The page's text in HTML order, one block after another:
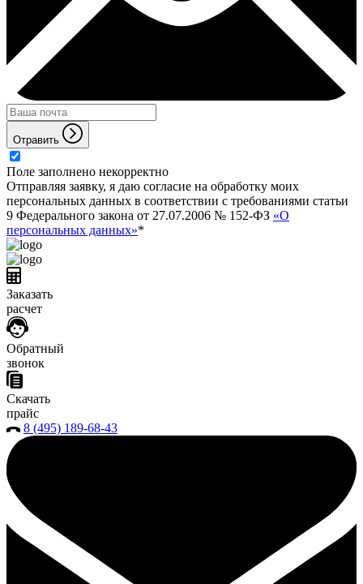
Отравить
Поле заполнено некорректно
Отправляя заявку, я даю согласие на обработку моих
персональных данных в соответствии с требованиями статьи
9 Федерального закона от 27.07.2006 № 152-ФЗ «О
персональных данных»*
Заказать
расчет
Обратный
звонок
Скачать
прайс
8 (495) 189-68-43